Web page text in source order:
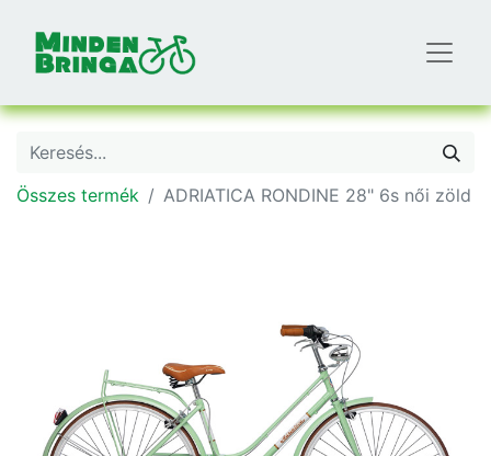
Összes termék ADRIATICA RONDINE 28" 6s női zöld